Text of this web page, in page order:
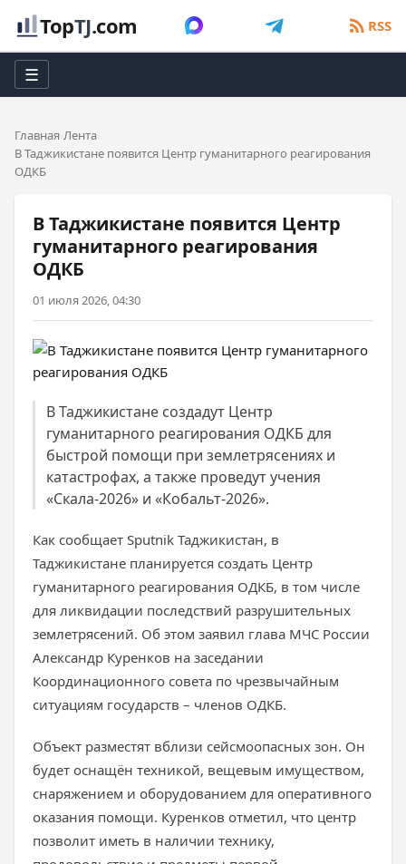
TopTJ.com RSS
☰
Главная Лента
В Таджикистане появится Центр гуманитарного реагирования
ОДКБ
В Таджикистане появится Центр
гуманитарного реагирования
ОДКБ
01 июля 2026, 04:30
В Таджикистане создадут Центр
гуманитарного реагирования ОДКБ для
быстрой помощи при землетрясениях и
катастрофах, а также проведут учения
«Скала-2026» и «Кобальт-2026».
Как сообщает Sputnik Таджикистан, в
Таджикистане планируется создать Центр
гуманитарного реагирования ОДКБ, в том числе
для ликвидации последствий разрушительных
землетрясений. Об этом заявил глава МЧС России
Александр Куренков на заседании
Координационного совета по чрезвычайным
ситуациям государств – членов ОДКБ.
Объект разместят вблизи сейсмоопасных зон. Он
будет оснащён техникой, вещевым имуществом,
снаряжением и оборудованием для оперативного
оказания помощи. Куренков отметил, что центр
позволит иметь в наличии технику,